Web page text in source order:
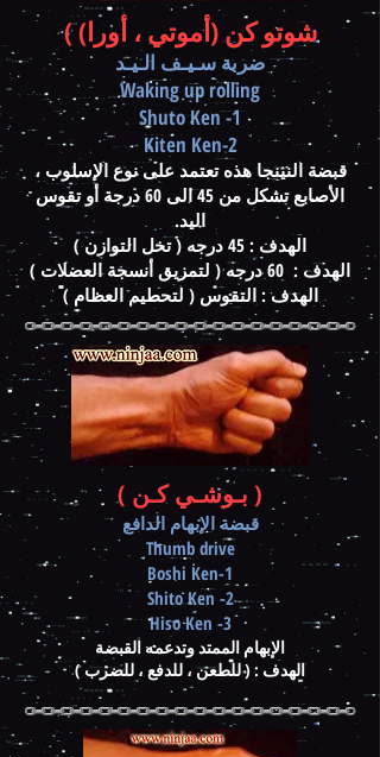
( شوتو كن (أموتي ، أورا)
ضربة سـيـف الـيـد
Waking up rolling
1- Shuto Ken
2-Kiten Ken
قبضة النينجا هذه تعتمد على نوع الإسلوب ،
الأصابع تشكل من 45 الى 60 درجة أو تقوس
اليد.
الهدف : 45 درجه ( تخل التوازن )
الهدف : 60 درجه ( لتمزيق أنسجة العضلات )
الهدف : التقوس ( لتحطيم العظام )
( بـوشـي كـن )
قبضة الإبهام الدافع
Thumb drive
1-Boshi Ken
2- Shito Ken
3- Hiso Ken
الإبهام الممتد وتدعمه القبضة
الهدف : ( للطعن ، للدفع ، للضرب )